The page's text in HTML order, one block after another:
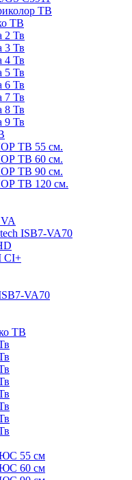
ТВ
ТВ
Тв
Тв
Тв
Тв
Тв
Тв
Тв
Тв
ТВ 55 см.
ТВ 60 см.
ТВ 90 см.
ТВ 120 см.
ISB7-VA70
VA70
ТВ
55 см
60 см